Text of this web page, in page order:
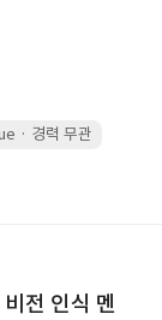
· 경력 무관
전 인식 멘